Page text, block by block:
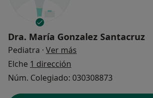
Dra. María Gonzalez Santacruz
Pediatra · Ver más
Elche 1 dirección
Núm. Colegiado: 030308873